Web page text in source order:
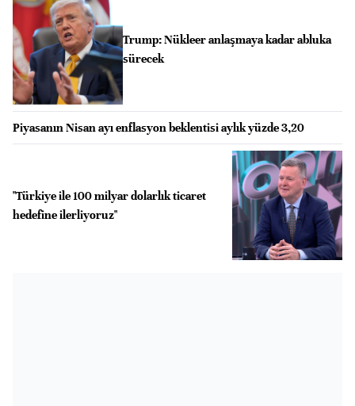
Trump: Nükleer anlaşmaya kadar abluka
sürecek
Piyasanın Nisan ayı enflasyon beklentisi aylık yüzde 3,20
"Türkiye ile 100 milyar dolarlık ticaret
hedefine ilerliyoruz"